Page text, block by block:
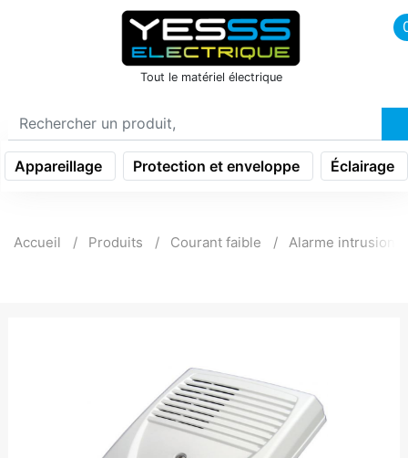
icon menu burger
Tout le matériel électrique
Appareillage Protection et enveloppe Éclairage
Accueil Produits Courant faible Alarme intrusion